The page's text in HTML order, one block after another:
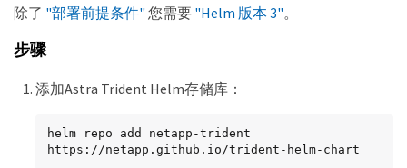
除了 "部署前提条件" 您需要 "Helm 版本 3"。
步骤
添加Astra Trident Helm存储库：
helm repo add netapp-trident
https://netapp.github.io/trident-helm-chart